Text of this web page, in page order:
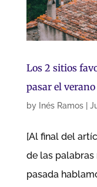
Los 2 sitios
pasar el verano
by Inés Ramos|
[Al final del
de las palabras
pasada